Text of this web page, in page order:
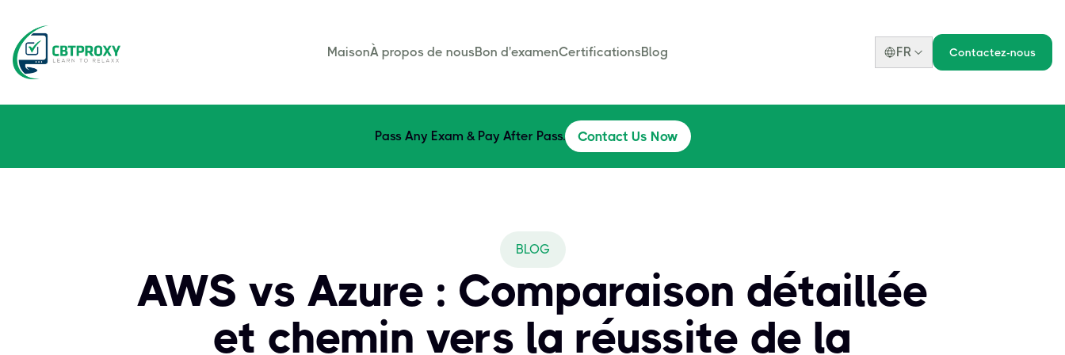
MaisonÀ propos de nousBon d'examenCertificationsBlog FR Contactez-nous
Pass Any Exam & Pay After Pass. Contact Us Now
BLOG
AWS vs Azure : Comparaison détaillée
et chemin vers la réussite de la